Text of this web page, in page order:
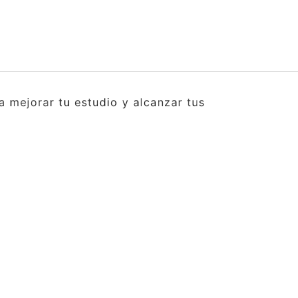
mejorar tu estudio y alcanzar tus